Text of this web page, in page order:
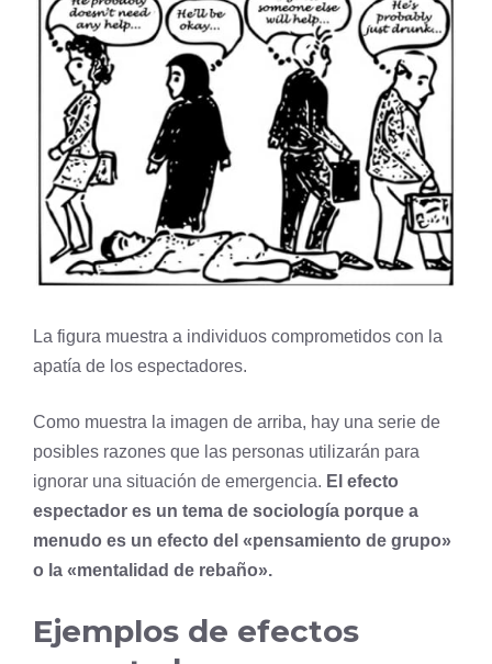
La figura muestra a individuos comprometidos con la
apatía de los espectadores.
Como muestra la imagen de arriba, hay una serie de
posibles razones que las personas utilizarán para
ignorar una situación de emergencia. El efecto
espectador es un tema de sociología porque a
menudo es un efecto del «pensamiento de grupo»
o la «mentalidad de rebaño».
Ejemplos de efectos